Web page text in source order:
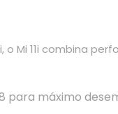
Mi 11i combina
para máximo